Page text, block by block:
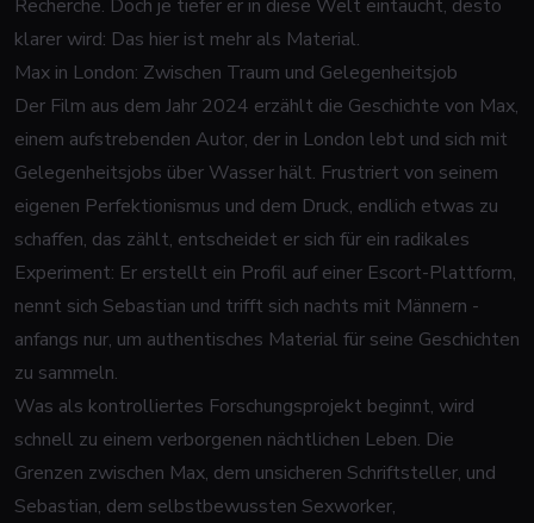
Recherche. Doch je tiefer er in diese Welt eintaucht, desto
klarer wird: Das hier ist mehr als Material.
Max in London: Zwischen Traum und Gelegenheitsjob
Der Film aus dem Jahr 2024 erzählt die Geschichte von Max,
einem aufstrebenden Autor, der in London lebt und sich mit
Gelegenheitsjobs über Wasser hält. Frustriert von seinem
eigenen Perfektionismus und dem Druck, endlich etwas zu
schaffen, das zählt, entscheidet er sich für ein radikales
Experiment: Er erstellt ein Profil auf einer Escort-Plattform,
nennt sich Sebastian und trifft sich nachts mit Männern -
anfangs nur, um authentisches Material für seine Geschichten
zu sammeln.
Was als kontrolliertes Forschungsprojekt beginnt, wird
schnell zu einem verborgenen nächtlichen Leben. Die
Grenzen zwischen Max, dem unsicheren Schriftsteller, und
Sebastian, dem selbstbewussten Sexworker,